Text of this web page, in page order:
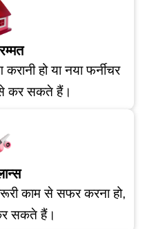
हो या नया फर्नीचर
से कर सकते हैं।
काम से सफर करना हो,
सकते हैं।